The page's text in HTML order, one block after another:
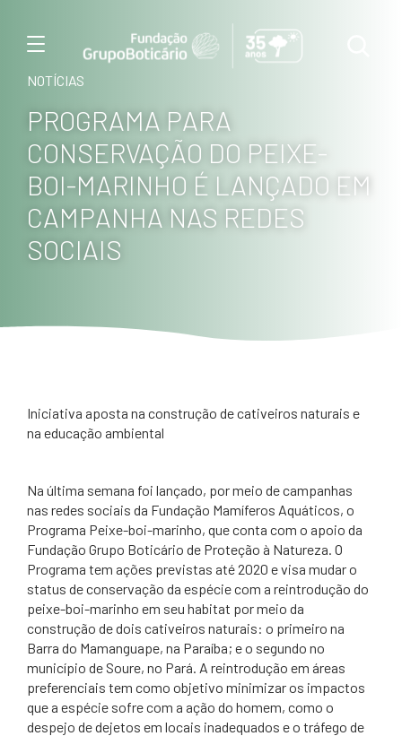
Menu
NOTÍCIAS
PROGRAMA PARA
CONSERVAÇÃO DO PEIXE-
BOI-MARINHO É LANÇADO EM
CAMPANHA NAS REDES
SOCIAIS
​Iniciativa aposta na construção de cativeiros naturais e
na educação ambiental
Na última semana foi lançado, por meio de campanhas
nas redes sociais da Fundação Mamíferos Aquáticos, o
Programa Peixe-boi-marinho, que conta com o apoio da
Fundação Grupo Boticário de Proteção à Natureza. O
Programa tem ações previstas até 2020 e visa mudar o
status de conservação da espécie com a reintrodução do
peixe-boi-marinho em seu habitat por meio da
construção de dois cativeiros naturais: o primeiro na
Barra do Mamanguape, na Paraíba; e o segundo no
município de Soure, no Pará. A reintrodução em áreas
preferenciais tem como objetivo minimizar os impactos
que a espécie sofre com a ação do homem, como o
despejo de dejetos em locais inadequados e o tráfego de